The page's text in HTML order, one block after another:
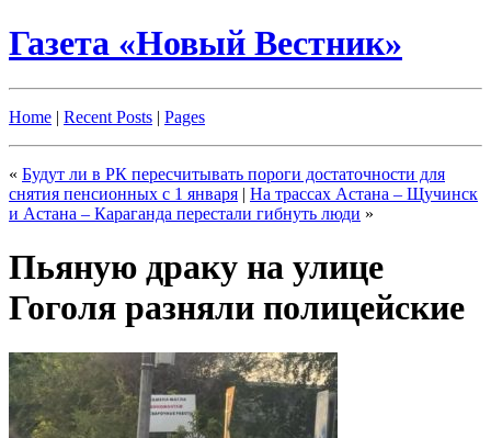
Газета «Новый Вестник»
Home | Recent Posts | Pages
« Будут ли в РК пересчитывать пороги достаточности для
снятия пенсионных с 1 января | На трассах Астана – Щучинск
и Астана – Караганда перестали гибнуть люди »
Пьяную драку на улице
Гоголя разняли полицейские